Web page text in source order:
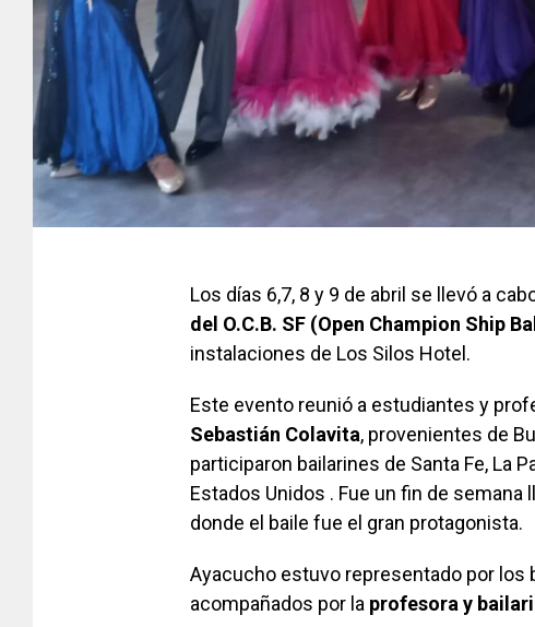
Los días 6,7, 8 y 9 de abril se llevó a
del O.C.B. SF (Open Champion Ship
instalaciones de Los Silos Hotel.
Este evento reunió a estudiantes y
Sebastián Colavita, provenientes de
participaron bailarines de Santa Fe, La
Estados Unidos . Fue un fin de
donde el baile fue el gran protagonista.
Ayacucho estuvo representado por los
acompañados por la profesora y